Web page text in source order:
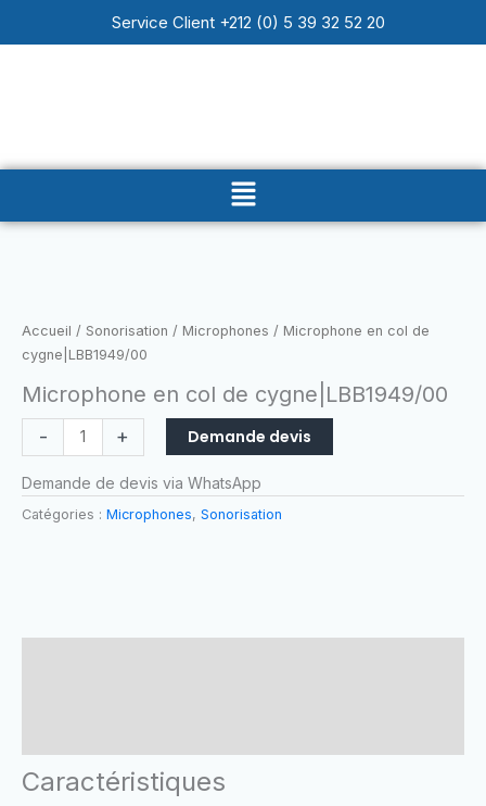
Service Client +212 (0) 5 39 32 52 20
Main
Menu
Accueil / Sonorisation / Microphones / Microphone en col de
cygne|LBB1949/00
Microphone en col de cygne|LBB1949/00
-
Microphone
de
cygne|LBB1949/00
+ Demande devis
Demande de devis via WhatsApp
Catégories : Microphones, Sonorisation
Caractéristiques